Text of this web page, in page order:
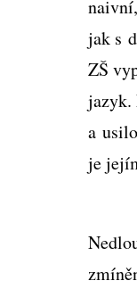
jak s
ZŠ
jazyk.
a
je